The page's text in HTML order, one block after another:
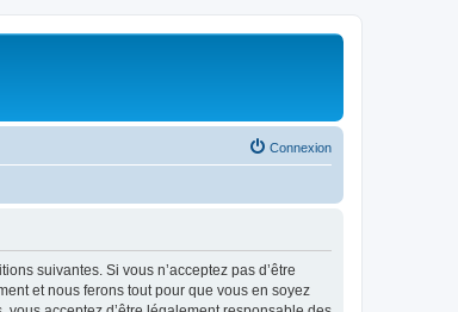
Connexion
suivantes. Si vous n’acceptez pas d’être
et nous ferons tout pour que vous en soyez